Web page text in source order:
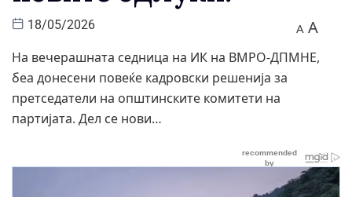
18/05/2026 A A
На вечерашната седница на ИК на ВМРО-ДПМНЕ,
беа донесени повеќе кадровски решенија за
претседатели на општинските комитети на
партијата. Дел се нови…